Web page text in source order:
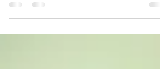
évidemment, les affaires financières et
professionnelles...